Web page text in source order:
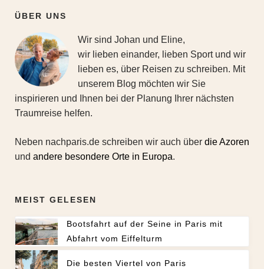
ÜBER UNS
Wir sind Johan und Eline,
wir lieben einander, lieben Sport und wir
lieben es, über Reisen zu schreiben. Mit
unserem Blog möchten wir Sie
inspirieren und Ihnen bei der Planung Ihrer nächsten
Traumreise helfen.
Neben nachparis.de schreiben wir auch über die Azoren
und andere besondere Orte in Europa.
MEIST GELESEN
Bootsfahrt auf der Seine in Paris mit
Abfahrt vom Eiffelturm
Die besten Viertel von Paris